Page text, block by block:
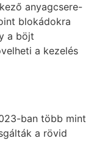
anyagcsere-
blokádokra
a böjt
a kezelés
ban több mint
a rövid